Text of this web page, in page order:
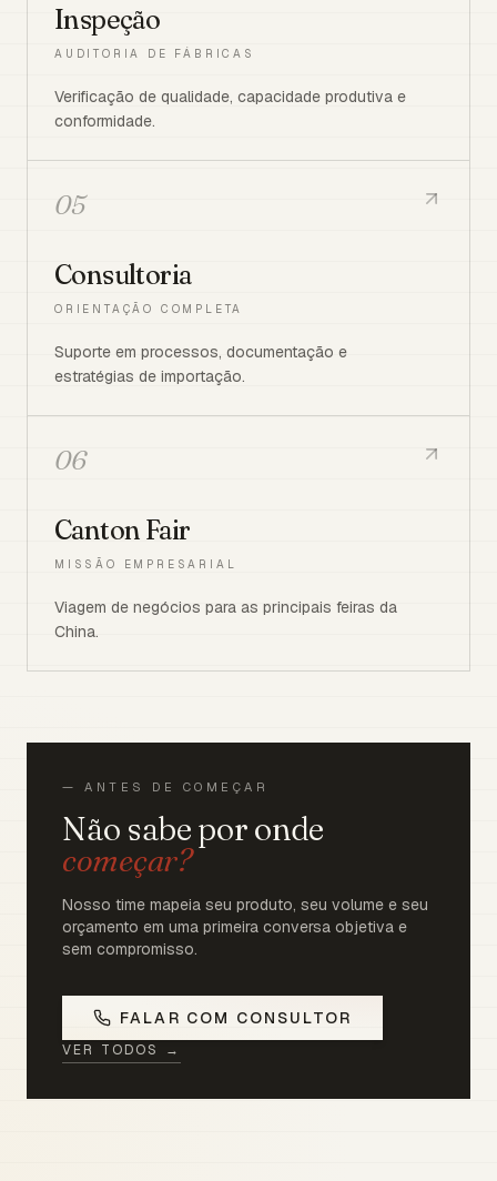
Inspeção
AUDITORIA DE FÁBRICAS
Verificação de qualidade, capacidade produtiva e
conformidade.
05
Consultoria
ORIENTAÇÃO COMPLETA
Suporte em processos, documentação e
estratégias de importação.
06
Canton Fair
MISSÃO EMPRESARIAL
Viagem de negócios para as principais feiras da
China.
— ANTES DE COMEÇAR
Não sabe por onde
começar?
Nosso time mapeia seu produto, seu volume e seu
orçamento em uma primeira conversa objetiva e
sem compromisso.
FALAR COM CONSULTOR
VER TODOS →